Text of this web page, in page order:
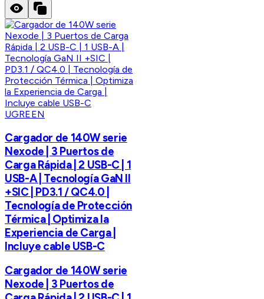
UGREEN
Cargador de 140W serie
Nexode | 3 Puertos de
Carga Rápida | 2 USB-C | 1
USB-A | Tecnología GaN II
+SIC | PD3.1 / QC4.0 |
Tecnología de Protección
Térmica | Optimiza la
Experiencia de Carga |
Incluye cable USB-C
Cargador de 140W serie
Nexode | 3 Puertos de